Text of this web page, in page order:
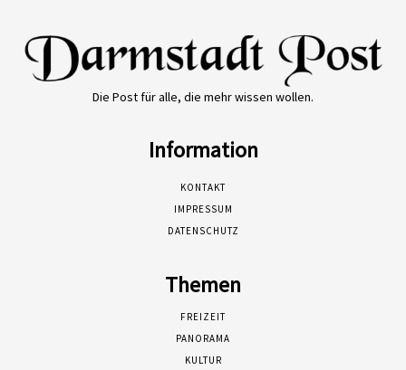
Die Post für alle, die mehr wissen wollen.
Information
KONTAKT
IMPRESSUM
DATENSCHUTZ
Themen
FREIZEIT
PANORAMA
KULTUR